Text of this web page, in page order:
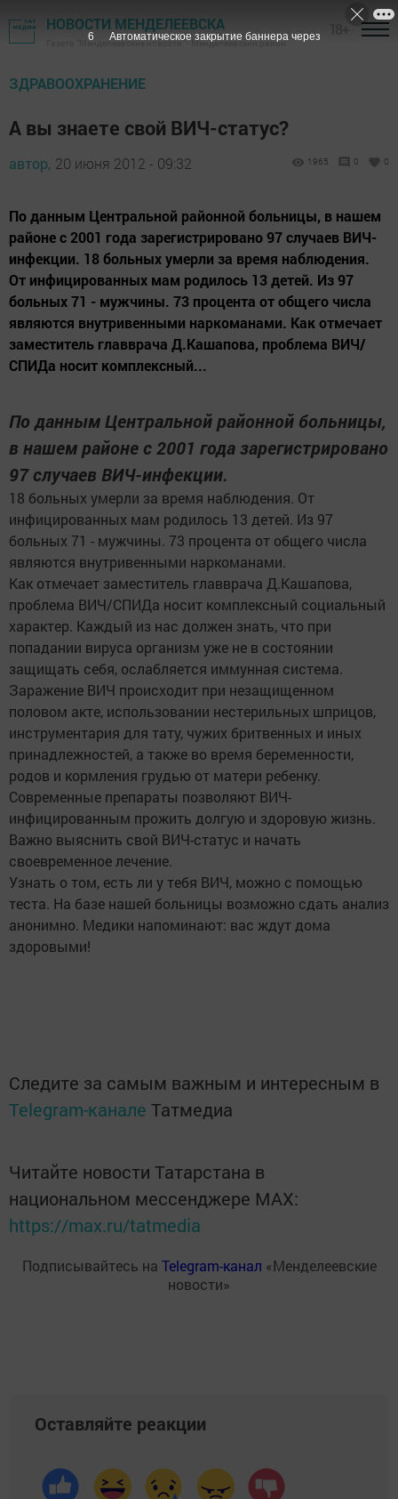
НОВОСТИ МЕНДЕЛЕЕВСКА
Газета "Менделеевские новости" - Менделеевский район
ЗДРАВООХРАНЕНИЕ
А вы знаете свой ВИЧ-статус?
автор, 20 июня 2012 - 09:32 1965 0 0
По данным Центральной районной больницы, в нашем
районе с 2001 года зарегистрировано 97 случаев ВИЧ-
инфекции. 18 больных умерли за время наблюдения.
От инфицированных мам родилось 13 детей. Из 97
больных 71 - мужчины. 73 процента от общего числа
являются внутривенными наркоманами. Как отмечает
заместитель главврача Д.Кашапова, проблема ВИЧ/
СПИДа носит комплексный...
По данным Центральной районной больницы,
в нашем районе с 2001 года зарегистрировано
97 случаев ВИЧ-инфекции.
18 больных умерли за время наблюдения. От
инфицированных мам родилось 13 детей. Из 97
больных 71 - мужчины. 73 процента от общего числа
являются внутривенными наркоманами.
Как отмечает заместитель главврача Д.Кашапова,
проблема ВИЧ/СПИДа носит комплексный социальный
характер. Каждый из нас должен знать, что при
попадании вируса организм уже не в состоянии
защищать себя, ослабляется иммунная система.
Заражение ВИЧ происходит при незащищенном
половом акте, использовании нестерильных шприцов,
инструментария для тату, чужих бритвенных и иных
принадлежностей, а также во время беременности,
родов и кормления грудью от матери ребенку.
Современные препараты позволяют ВИЧ-
инфицированным прожить долгую и здоровую жизнь.
Важно выяснить свой ВИЧ-статус и начать
своевременное лечение.
Узнать о том, есть ли у тебя ВИЧ, можно с помощью
теста. На базе нашей больницы возможно сдать анализ
анонимно. Медики напоминают: вас ждут дома
здоровыми!
Следите за самым важным и интересным в
Telegram-канале Татмедиа
Читайте новости Татарстана в
национальном мессенджере MАХ:
https://max.ru/tatmedia
Подписывайтесь на Telegram-канал «Менделеевские
новости»
Оставляйте реакции
5 Автоматическое закрытие баннера через